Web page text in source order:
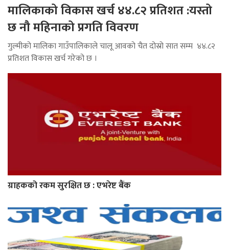
मालिकाको विकास खर्च ४४.८२ प्रतिशत :यस्तो
छ नौ महिनाको प्रगति विवरण
गुल्मीको मालिका गाउँपालिकाले चालू आवको चैत दोस्रो सात सम्म ४४.८२
प्रतिशत विकास खर्च गरेको छ ।
ग्राहकको रकम सुरक्षित छ : एभरेष्ट बैंक